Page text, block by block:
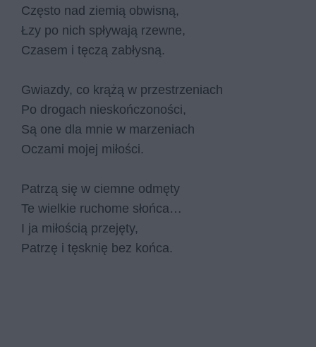
Czę­sto nad zie­mią ob­wi­sną,
Łzy po nich spły­wa­ją rzew­ne,
Cza­sem i tę­czą za­bły­sną.
Gwiaz­dy, co krą­żą w prze­strze­niach
Po dro­gach nie­skoń­czo­no­ści,
Są one dla mnie w ma­rze­niach
Ocza­mi mo­jej mi­ło­ści.
Pa­trzą się w ciem­ne od­mę­ty
Te wiel­kie ru­cho­me słoń­ca…
I ja mi­ło­ścią prze­ję­ty,
Pa­trzę i tę­sk­nię bez koń­ca.